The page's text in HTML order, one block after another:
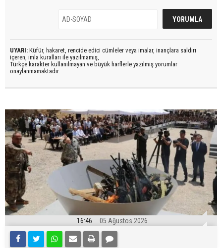
UYARI: Küfür, hakaret, rencide edici cümleler veya imalar, inançlara saldırı
içeren, imla kuralları ile yazılmamış,
Türkçe karakter kullanılmayan ve büyük harflerle yazılmış yorumlar
onaylanmamaktadır.
16:46 05 Ağustos 2026